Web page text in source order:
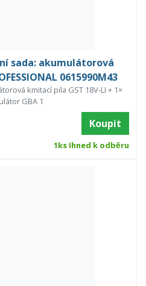
sada: akumulátorová
0615990M43
kmitací pila GST 18V-LI + 1×
GBA 1
Koupit
1ks Ihned k odběru